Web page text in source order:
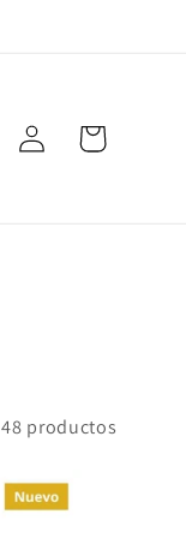
Iniciar
sesión
Carrito
48 productos